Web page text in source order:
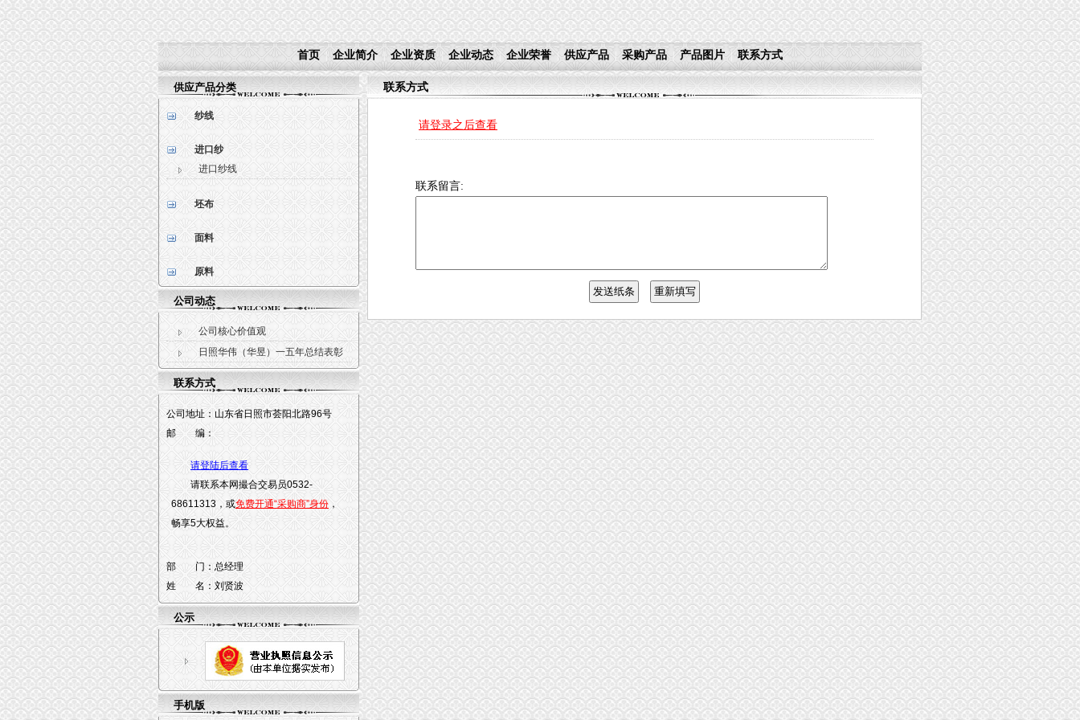
首页 企业简介 企业资质 企业动态 企业荣誉 供应产品 采购产品 产品图片 联系方式
供应产品分类
纱线
进口纱
进口纱线
坯布
面料
原料
公司动态
公司核心价值观
日照华伟（华昱）一五年总结表彰
联系方式
公司地址： 山东省日照市荟阳北路96号
邮 编：
请登陆后查看
请联系本网撮合交易员0532-
68611313，或免费开通“采购商”身份 ，
畅享5大权益。
部 门： 总经理
姓 名： 刘贤波
公示
手机版
联系方式
请登录之后查看
联系留言: